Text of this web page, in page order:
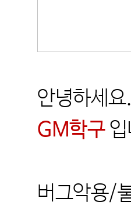
안녕하세요.
GM학구입
버그악용/